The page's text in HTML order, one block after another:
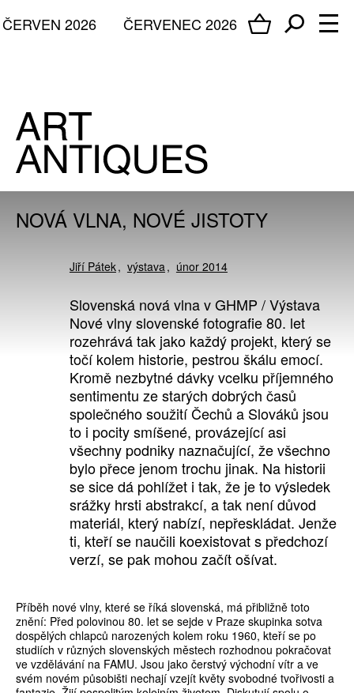
ČERVENEC 2026
ČERVEN 2026
NOVÁ VLNA, NOVÉ JISTOTY
Jiří Pátek výstava únor 2014
Slovenská nová vlna v GHMP / Výstava
Nové vlny slovenské fotografie 80. let
rozehrává tak jako každý projekt, který se
točí kolem historie, pestrou škálu emocí.
Kromě nezbytné dávky vcelku příjemného
sentimentu ze starých dobrých časů
společného soužití Čechů a Slováků jsou
to i pocity smíšené, provázející asi
všechny podniky naznačující, že všechno
bylo přece jenom trochu jinak. Na historii
se sice dá pohlížet i tak, že je to výsledek
srážky hrsti abstrakcí, a tak není důvod
materiál, který nabízí, nepřeskládat. Jenže
ti, kteří se naučili koexistovat s předchozí
verzí, se pak mohou začít ošívat.
Příběh nové vlny, které se říká slovenská, má přibližně toto
znění: Před polovinou 80. let se sejde v Praze skupinka sotva
dospělých chlapců narozených kolem roku 1960, kteří se po
studiích v různých slovenských městech rozhodnou pokračovat
ve vzdělávání na FAMU. Jsou jako čerstvý východní vítr a ve
svém novém působišti nechají vzejít květy svobodné tvořivosti a